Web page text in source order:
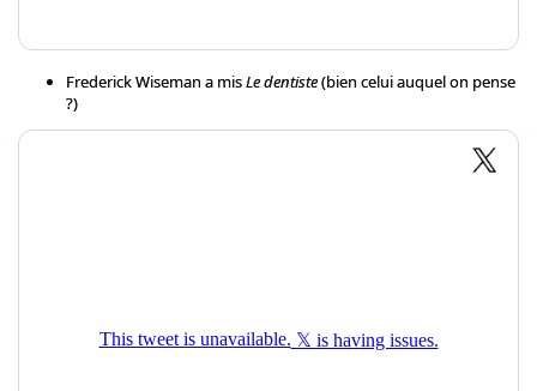
Frederick Wiseman a misLe dentiste(bien celui auquel on pense
?)